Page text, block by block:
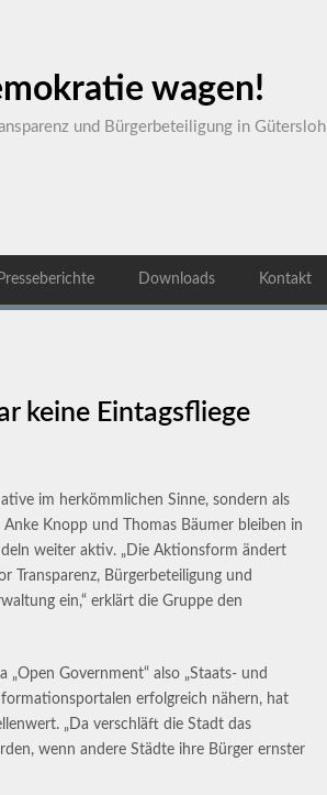
wagen!
und Bürgerbeteiligung in Gütersloh
Presseberichte Downloads Kontakt
keine Eintagsfliege
im herkömmlichen Sinne, sondern als
Knopp und Thomas Bäumer bleiben in
weiter aktiv. „Die Aktionsform ändert
Transparenz, Bürgerbeteiligung und
ein,“ erklärt die Gruppe den
Government“ also „Staats- und
erfolgreich nähern, hat
„Da verschläft die Stadt das
wenn andere Städte ihre Bürger ernster